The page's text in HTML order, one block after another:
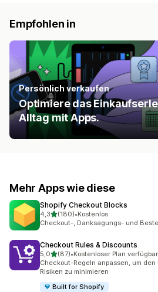
Empfohlen in
Persönlich verkaufen
Optimiere das
Alltag mit Apps.
Mehr Apps wie diese
Shopify Checkout Blocks
4,3von 5 Sternen
(180)
180 Rezensionen insgesamt
•Kostenlos
Checkout-, Danksagungs- und
Checkout Rules & Discounts
5,0von 5 Sternen
(87)
87 Rezensionen insgesamt
•Kostenloser Plan verfügbar
Checkout-Regeln anpassen, um
Risiken zu minimieren
Built for Shopify